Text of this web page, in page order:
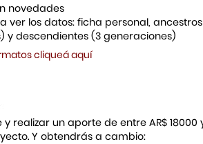
novedades
ver los datos: ficha personal,
y descendientes (3 generaciones)
cliqueá aquí
realizar un aporte de entre AR$ 18000
Y obtendrás a cambio: